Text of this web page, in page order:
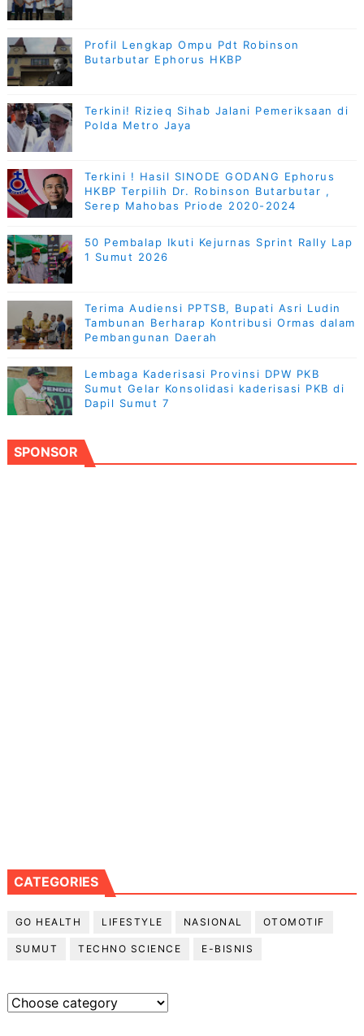
Profil Lengkap Ompu Pdt Robinson
Butarbutar Ephorus HKBP
Terkini! Rizieq Sihab Jalani Pemeriksaan di
Polda Metro Jaya
Terkini ! Hasil SINODE GODANG Ephorus
HKBP Terpilih Dr. Robinson Butarbutar ,
Serep Mahobas Priode 2020-2024
50 Pembalap Ikuti Kejurnas Sprint Rally Lap
1 Sumut 2026
Terima Audiensi PPTSB, Bupati Asri Ludin
Tambunan Berharap Kontribusi Ormas dalam
Pembangunan Daerah
Lembaga Kaderisasi Provinsi DPW PKB
Sumut Gelar Konsolidasi kaderisasi PKB di
Dapil Sumut 7
SPONSOR
CATEGORIES
GO HEALTH LIFESTYLE NASIONAL OTOMOTIF
SUMUT TECHNO SCIENCE E-BISNIS